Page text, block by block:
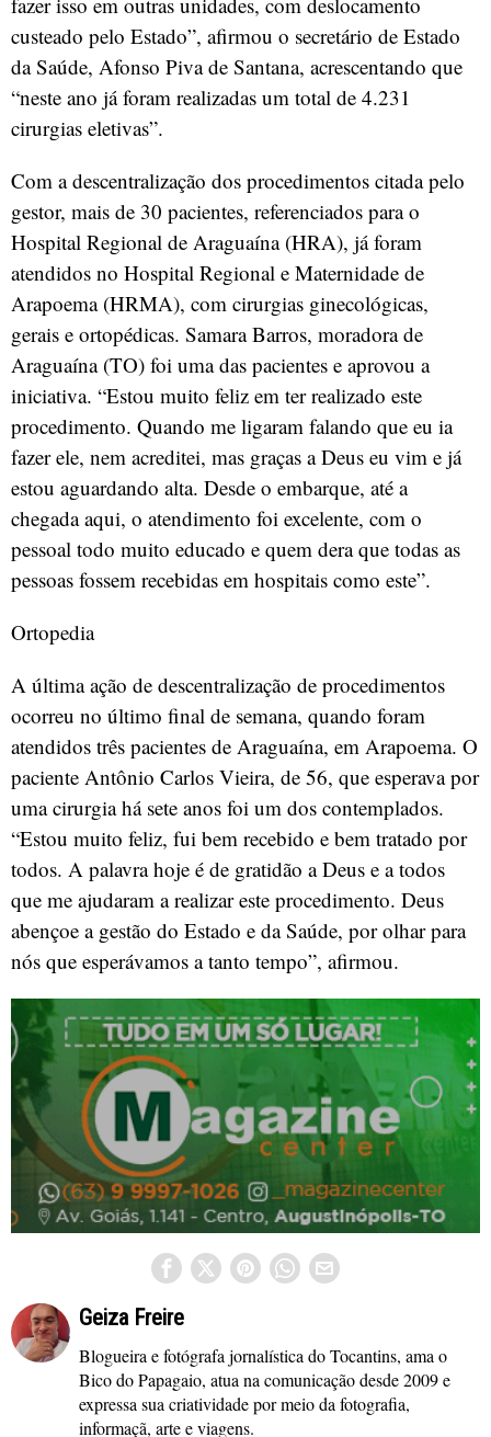
custeado pelo Estado”, afirmou o secretário de Estado
da Saúde, Afonso Piva de Santana, acrescentando que
“neste ano já foram realizadas um total de 4.231
cirurgias eletivas”.
Com a descentralização dos procedimentos citada pelo
gestor, mais de 30 pacientes, referenciados para o
Hospital Regional de Araguaína (HRA), já foram
atendidos no Hospital Regional e Maternidade de
Arapoema (HRMA), com cirurgias ginecológicas,
gerais e ortopédicas. Samara Barros, moradora de
Araguaína (TO) foi uma das pacientes e aprovou a
iniciativa. “Estou muito feliz em ter realizado este
procedimento. Quando me ligaram falando que eu ia
fazer ele, nem acreditei, mas graças a Deus eu vim e já
estou aguardando alta. Desde o embarque, até a
chegada aqui, o atendimento foi excelente, com o
pessoal todo muito educado e quem dera que todas as
pessoas fossem recebidas em hospitais como este”.
Ortopedia
A última ação de descentralização de procedimentos
ocorreu no último final de semana, quando foram
atendidos três pacientes de Araguaína, em Arapoema. O
paciente Antônio Carlos Vieira, de 56, que esperava por
uma cirurgia há sete anos foi um dos contemplados.
“Estou muito feliz, fui bem recebido e bem tratado por
todos. A palavra hoje é de gratidão a Deus e a todos
que me ajudaram a realizar este procedimento. Deus
abençoe a gestão do Estado e da Saúde, por olhar para
nós que esperávamos a tanto tempo”, afirmou.
Geiza Freire
Blogueira e fotógrafa jornalística do Tocantins, ama o
Bico do Papagaio, atua na comunicação desde 2009 e
expressa sua criatividade por meio da fotografia,
informaçã, arte e viagens.